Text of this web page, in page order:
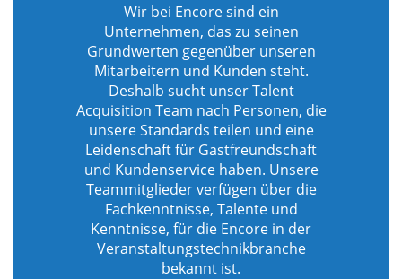
Wir bei Encore sind ein
Unternehmen, das zu seinen
Grundwerten gegenüber unseren
Mitarbeitern und Kunden steht.
Deshalb sucht unser Talent
Acquisition Team nach Personen, die
unsere Standards teilen und eine
Leidenschaft für Gastfreundschaft
und Kundenservice haben. Unsere
Teammitglieder verfügen über die
Fachkenntnisse, Talente und
Kenntnisse, für die Encore in der
Veranstaltungstechnikbranche
bekannt ist.